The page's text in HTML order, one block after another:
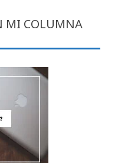
MI COLUMNA